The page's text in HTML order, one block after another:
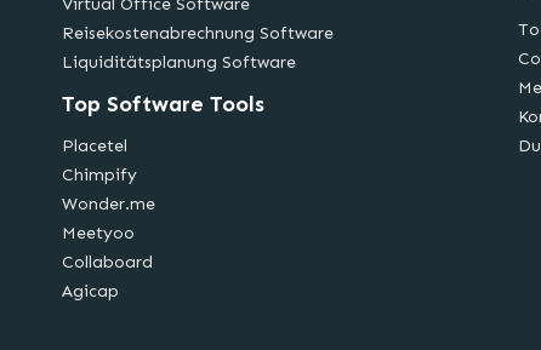
Virtual Office Software
Reisekostenabrechnung Software
Liquiditätsplanung Software
Top Software Tools
Placetel
Chimpify
Wonder.me
Meetyoo
Collaboard
Agicap